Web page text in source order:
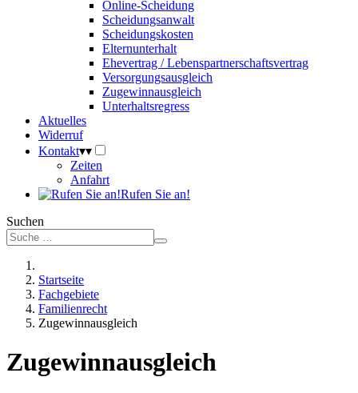
Online-Scheidung
Scheidungsanwalt
Scheidungskosten
Elternunterhalt
Ehevertrag / Lebenspartnerschaftsvertrag
Versorgungsausgleich
Zugewinnausgleich
Unterhaltsregress
Aktuelles
Widerruf
Kontakt▾▾
Zeiten
Anfahrt
Rufen Sie an!
Suchen
Startseite
Fachgebiete
Familienrecht
Zugewinnausgleich
Zugewinnausgleich